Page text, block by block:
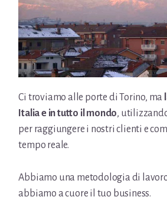
Ci troviamo alle porte di Torino, ma
Italia e in tutto il mondo,
per raggiungere i nostri clienti e
tempo reale.
Abbiamo una metodologia di
abbiamo a cuore il tuo business.